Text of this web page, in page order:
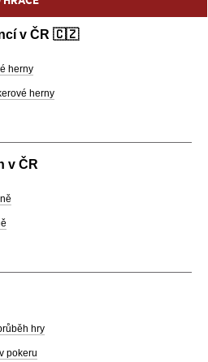
v ČR 🇨🇿
herny
herny
v ČR
hry
pokeru